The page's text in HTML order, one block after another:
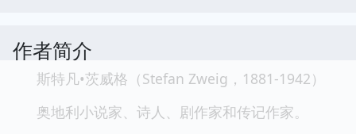
作者简介
斯特凡•茨威格（Stefan Zweig，1881-1942）
奥地利小说家、诗人、剧作家和传记作家。